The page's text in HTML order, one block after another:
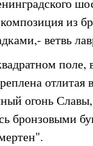
из
ветвь
отлитая
огонь
бронзовыми